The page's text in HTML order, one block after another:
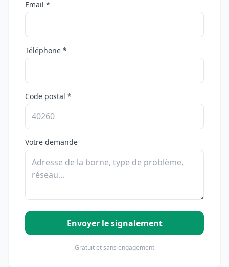
Email *
Téléphone *
Code postal *
Votre demande
Envoyer le signalement
Gratuit et sans engagement